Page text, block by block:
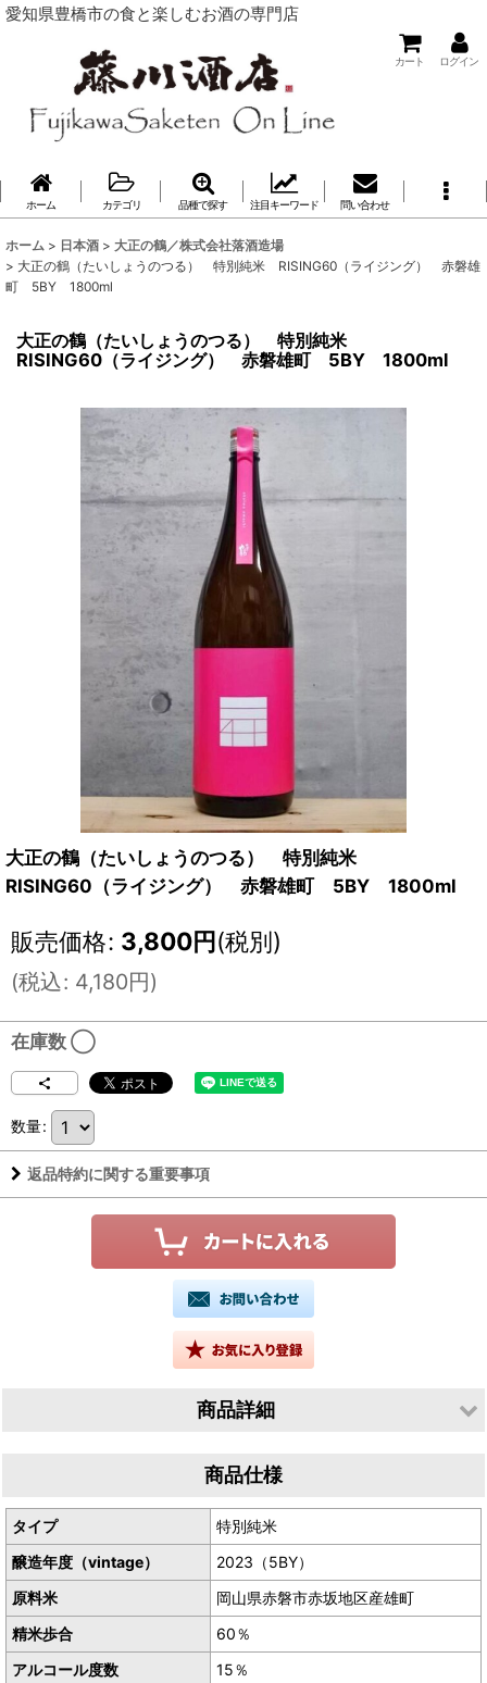
愛知県豊橋市の食と楽しむお酒の専門店
カート ログイン
ホーム カテゴリ 品種で探す 注目キーワード 問い合わせ
ホーム > 日本酒 > 大正の鶴／株式会社落酒造場
> 大正の鶴（たいしょうのつる） 特別純米 RISING60（ライジング） 赤磐雄
町 5BY 1800ml
大正の鶴（たいしょうのつる） 特別純米
RISING60（ライジング） 赤磐雄町 5BY 1800ml
大正の鶴（たいしょうのつる） 特別純米
RISING60（ライジング） 赤磐雄町 5BY 1800ml
販売価格: 3,800円(税別)
(税込: 4,180円)
在庫数 ◯
数量:
返品特約に関する重要事項
商品詳細
商品仕様
タイプ
特別純米
醸造年度（vintage）
2023（5BY）
原料米
岡山県赤磐市赤坂地区産雄町
精米歩合
60％
アルコール度数
15％